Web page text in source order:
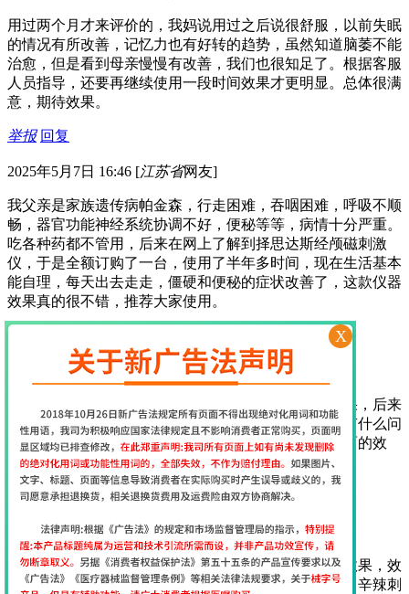
用过两个月才来评价的，我妈说用过之后说很舒服，以前失眠
的情况有所改善，记忆力也有好转的趋势，虽然知道脑萎不能
治愈，但是看到母亲慢慢有改善，我们也很知足了。根据客服
人员指导，还要再继续使用一段时间效果才更明显。总体很满
意，期待效果。
举报 回复
2025年5月7日 16:46 [江苏省网友]
我父亲是家族遗传病帕金森，行走困难，吞咽困难，呼吸不顺
畅，器官功能神经系统协调不好，便秘等等，病情十分严重。
吃各种药都不管用，后来在网上了解到择思达斯经颅磁刺激
仪，于是全额订购了一台，使用了半年多时间，现在生活基本
能自理，每天出去走走，僵硬和便秘的症状改善了，这款仪器
效果真的很不错，推荐大家使用。
2017年7月29日 17:13 经颅磁网友 [江苏省南京市
一开始使用这个仪器还挺担心的，担心不会用没有效果，后来
收到货后老师第一时间就给出了指导，服务很周到，有什么问
题老师也会第一时间回复，很贴心，坚持使用期待后面的效
果…
举报 回复
2017年7月12日 9:35经颅磁网友 [江苏省南京市网友]
我给我家大儿子用经颅磁刺激仪15天了能看到明显的效果，效
果真的很好，作为父母在饮食上要给孩子注意，油炸、辛辣刺
X